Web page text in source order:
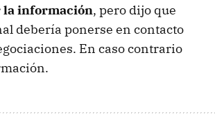
la información, pero dijo que
debería ponerse en contacto
En caso contrario